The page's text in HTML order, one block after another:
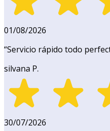
01/08/2026
“Servicio rápido todo
silvana P.
30/07/2026